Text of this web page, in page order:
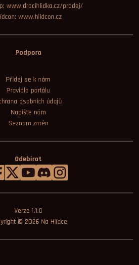
www.dracihlidka.cz/prodej/
www.hlidcon.cz
Podpora
Přidej se k nám
Pravidla portálu
osobních údajů
Napište nám
Seznam změn
Odebírat
Verze 1.1.0
© 2026 Na Hlídce